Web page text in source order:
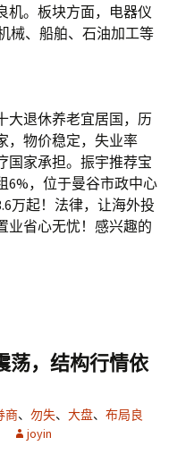
机。板块方面，电器仪
械、船舶、石油加工等
大退休养老宜居国，历
，物价稳定，失业率
国家承担。振宇推荐宝
6%，位于曼谷市政中心
万起！法律，让海外投
业省心无忧！感兴趣的
荡，结构行情依
商、 勿失、 大盘、 布局良
joyin